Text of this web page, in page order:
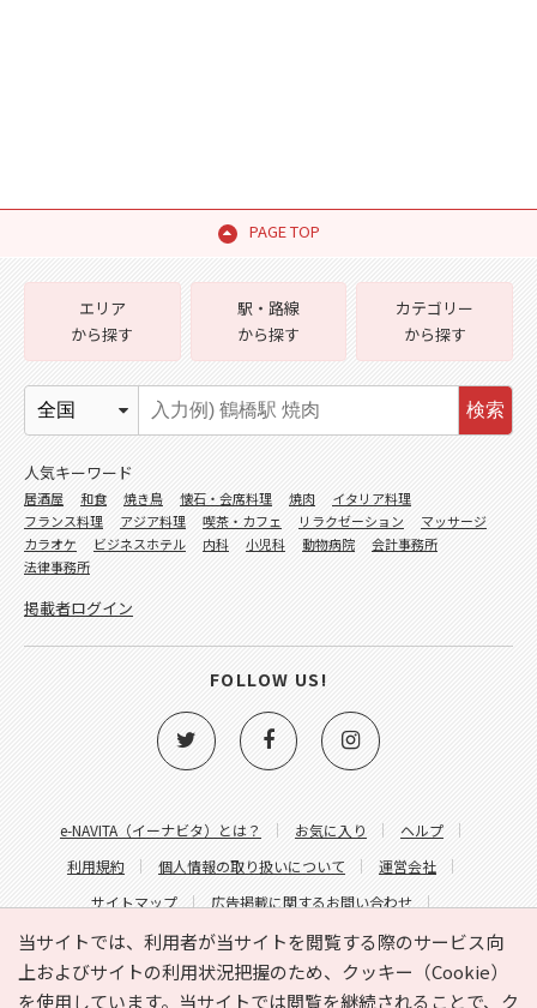
PAGE TOP
当サイトでは、利用者が当サイトを閲覧する際のサービス向
上およびサイトの利用状況把握のため、クッキー（Cookie）
を使用しています。当サイトでは閲覧を継続されることで、ク
e-NAVITA（イーナビタ）とは？ お気に入り
ヘルプ
利用規約
個人情報の取り扱いについて
運営会社
サイトマップ
広告掲載に関するお問い合わせ
サイトの内容に関するお問い合わせ
エリア
から探す
駅・路線
から探す
カテゴリー
から探す
検索
人気キーワード
居酒屋 和食 焼き鳥 懐石・会席料理 焼肉
イタリア料理
フランス料理
アジア料理 喫茶・カフェ リラクゼーション
マッサージ
カラオケ
ビジネスホテル 内科 小児科 動物病院
会計事務所
法律事務所
掲載者ログイン
FOLLOW US!